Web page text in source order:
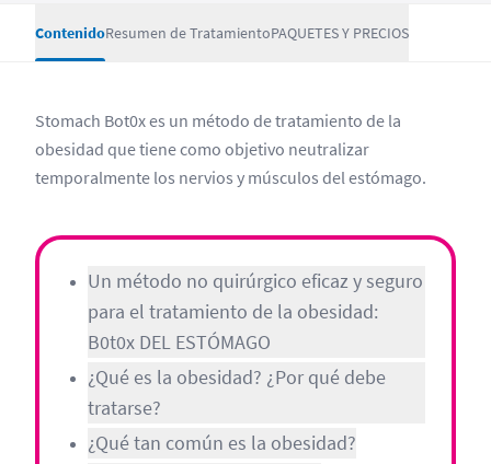
ContenidoResumen de TratamientoPAQUETES Y PRECIOS
Stomach Bot0x es un método de tratamiento de la
obesidad que tiene como objetivo neutralizar
temporalmente los nervios y músculos del estómago.
Un método no quirúrgico eficaz y seguro
para el tratamiento de la obesidad:
B0t0x DEL ESTÓMAGO
¿Qué es la obesidad? ¿Por qué debe
tratarse?
¿Qué tan común es la obesidad?